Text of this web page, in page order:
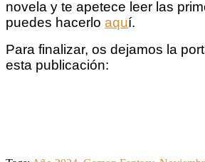
novela y te apetece leer las
puedes hacerlo aquí.
Para finalizar, os dejamos la
esta publicación: